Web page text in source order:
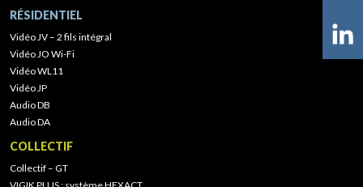
RÉSIDENTIEL
Vidéo JV – 2 fils intégral
Vidéo JO Wi-Fi
Vidéo WL11
Vidéo JP
Audio DB
Audio DA
COLLECTIF
Collectif – GT